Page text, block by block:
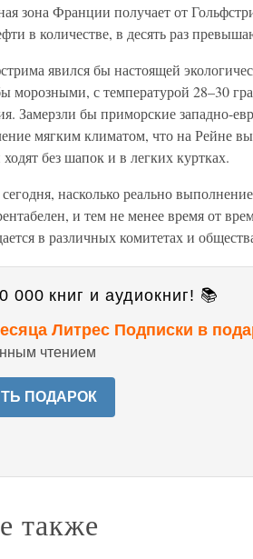
зона Франции получает от
в количестве, в десять раз
явился бы настоящей
морозными, с температурой 28–30
Замерзли бы приморские западно-
мягким климатом, что на Рейне
без шапок и в легких куртках.
сегодня, насколько реально
и тем не менее время от
в различных комитетах и
000 книг и аудиокниг! 📚
Литрес Подписки в
чтением
ПОДАРОК
также